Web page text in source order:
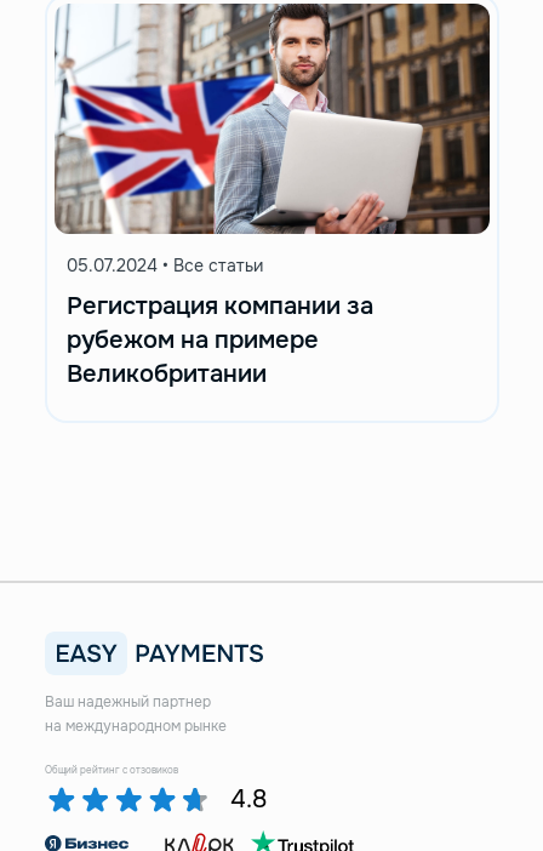
05.07.2024 • Все статьи
Регистрация компании за
рубежом на примере
Великобритании
Ваш надежный партнер
на международном рынке
Общий рейтинг с отзовиков
4.8